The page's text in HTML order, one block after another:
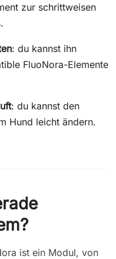
zur schrittweisen
: du kannst ihn
FluoNora-Elemente
: du kannst den
Hund leicht ändern.
ist ein Modul, von